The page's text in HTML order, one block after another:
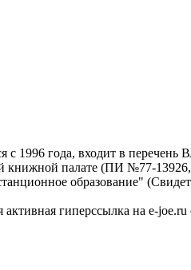
1996 года, входит в
книжной палате (ПИ №77-
образование"
гиперссылка на e-joe.ru